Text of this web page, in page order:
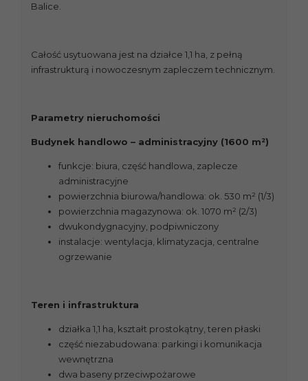
Balice.
Całość usytuowana jest na działce 1,1 ha, z pełną
infrastrukturą i nowoczesnym zapleczem technicznym.
Parametry nieruchomości
Budynek handlowo – administracyjny (1600 m²)
funkcje: biura, część handlowa, zaplecze
administracyjne
powierzchnia biurowa/handlowa: ok. 530 m² (1/3)
powierzchnia magazynowa: ok. 1070 m² (2/3)
dwukondygnacyjny, podpiwniczony
instalacje: wentylacja, klimatyzacja, centralne
ogrzewanie
Teren i infrastruktura
działka 1,1 ha, kształt prostokątny, teren płaski
część niezabudowana: parkingi i komunikacja
wewnętrzna
dwa baseny przeciwpożarowe